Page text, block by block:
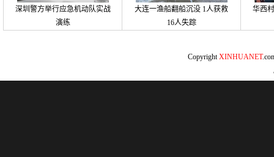
深圳警方举行应急机动队实战
演练
大连一渔船翻船沉没 1人获救
16人失踪
华西
CopyrightXINHUANET